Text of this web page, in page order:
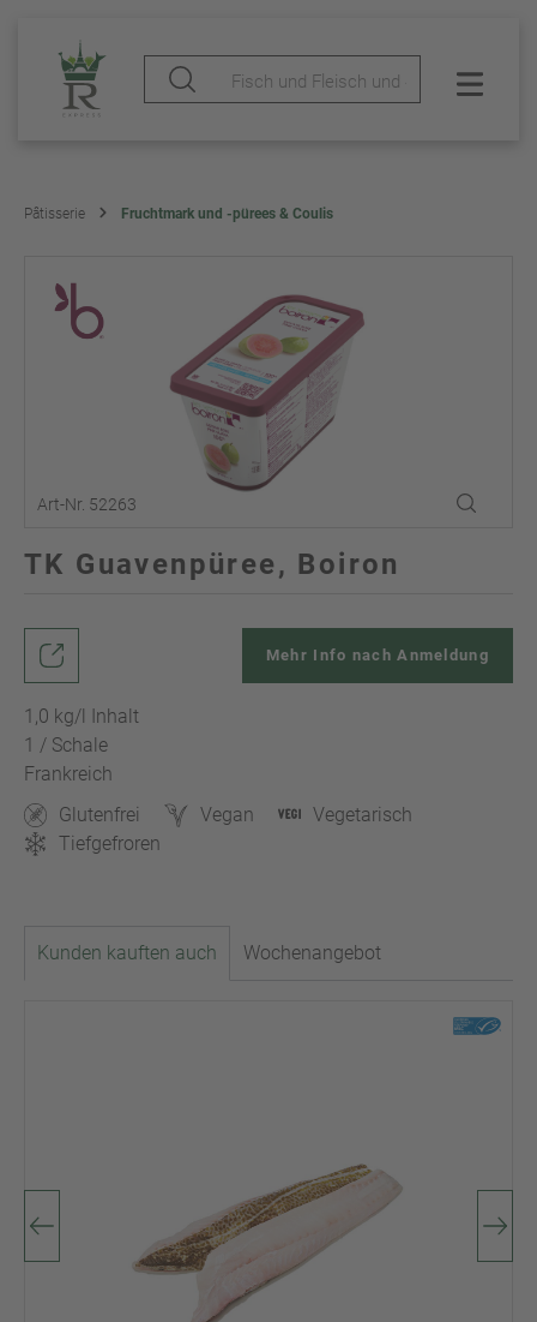
Pâtisserie Fruchtmark und -pürees & Coulis
Art-Nr. 52263
TK Guavenpüree, Boiron
1,0 kg/l Inhalt
1 / Schale
Frankreich
Glutenfrei
Vegan
Vegetarisch
Tiefgefroren
Mehr Info nach Anmeldung
Kunden kauften auch Wochenangebot